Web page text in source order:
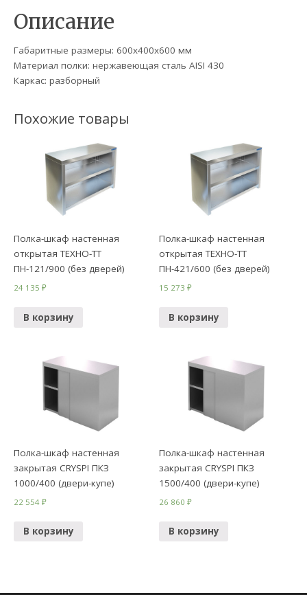
Описание
Габаритные размеры: 600х400х600 мм
Материал полки: нержавеющая сталь AISI 430
Каркас: разборный
Похожие товары
Полка-шкаф настенная
открытая ТЕХНО-ТТ
ПН-121/900 (без дверей)
24 135₽
В корзину
Полка-шкаф настенная
открытая ТЕХНО-ТТ
ПН-421/600 (без дверей)
15 273₽
В корзину
Полка-шкаф настенная
закрытая CRYSPI ПКЗ
1000/400 (двери-купе)
22 554₽
В корзину
Полка-шкаф настенная
закрытая CRYSPI ПКЗ
1500/400 (двери-купе)
26 860₽
В корзину